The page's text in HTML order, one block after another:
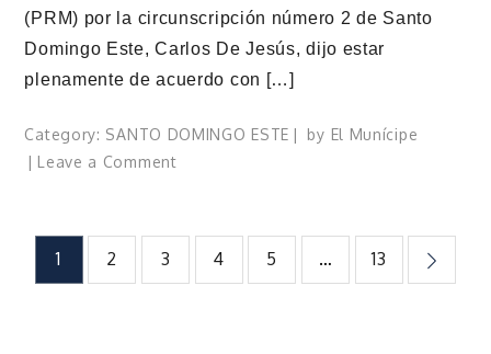
(PRM) por la circunscripción número 2 de Santo
Domingo Este, Carlos De Jesús, dijo estar
plenamente de acuerdo con […]
Category: SANTO DOMINGO ESTE by El Munícipe
Leave a Commenton
De
Jesús
Paginación
1 2 3 4 5 … 13